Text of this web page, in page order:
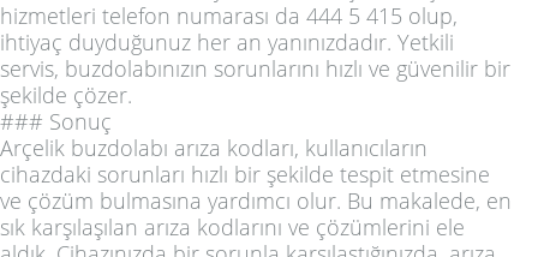
hizmetleri telefon numarası da 444 5 415 olup,
ihtiyaç duyduğunuz her an yanınızdadır. Yetkili
servis, buzdolabınızın sorunlarını hızlı ve güvenilir bir
şekilde çözer.
### Sonuç
Arçelik buzdolabı arıza kodları, kullanıcıların
cihazdaki sorunları hızlı bir şekilde tespit etmesine
ve çözüm bulmasına yardımcı olur. Bu makalede, en
sık karşılaşılan arıza kodlarını ve çözümlerini ele